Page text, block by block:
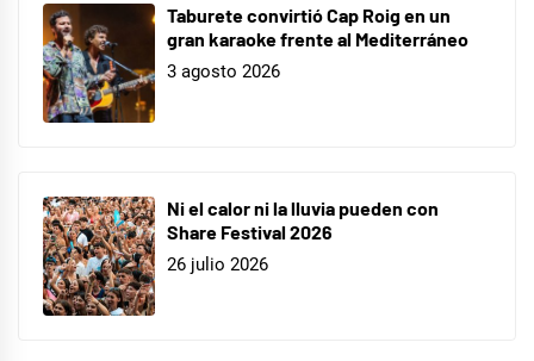
Taburete convirtió Cap Roig en un
gran karaoke frente al Mediterráneo
3 agosto 2026
Ni el calor ni la lluvia pueden con
Share Festival 2026
26 julio 2026